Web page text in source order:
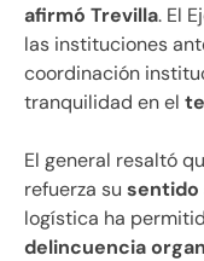
afirmó Trevilla. El
las instituciones
coordinación
tranquilidad en el
El general resaltó
refuerza su sentido
logística ha
delincuencia